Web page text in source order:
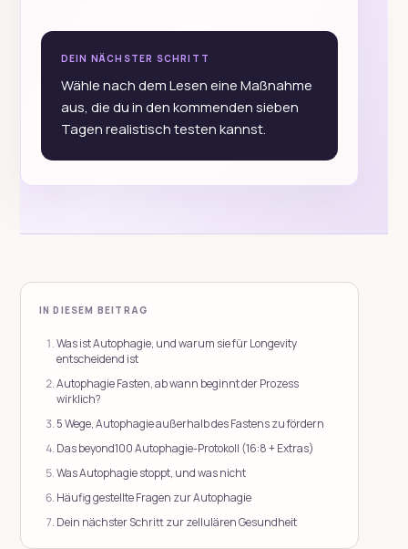
DEIN NÄCHSTER SCHRITT
Wähle nach dem Lesen eine Maßnahme
aus, die du in den kommenden sieben
Tagen realistisch testen kannst.
IN DIESEM BEITRAG
Was ist Autophagie, und warum sie für Longevity
entscheidend ist
Autophagie Fasten, ab wann beginnt der Prozess
wirklich?
5 Wege, Autophagie außerhalb des Fastens zu fördern
Das beyond100 Autophagie-Protokoll (16:8 + Extras)
Was Autophagie stoppt, und was nicht
Häufig gestellte Fragen zur Autophagie
Dein nächster Schritt zur zellulären Gesundheit